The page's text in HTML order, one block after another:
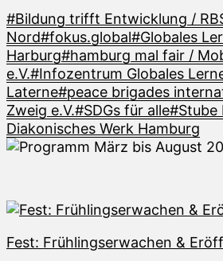
#Bildung trifft Entwicklung /
Nord#fokus.global#Globales
Harburg#hamburg mal fair /
e.V.#Infozentrum Globales
Laterne#peace brigades
Zweig e.V.#SDGs für alle#Stube
Diakonisches Werk Hamburg
Fest: Frühlingserwachen &